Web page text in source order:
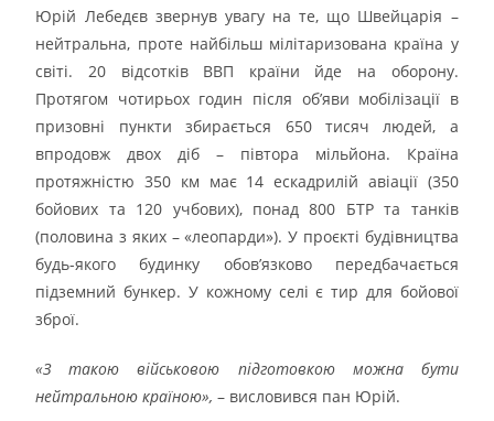
Юрій Лебедєв звернув увагу на те, що Швейцарія –
нейтральна, проте найбільш мілітаризована країна у
світі. 20 відсотків ВВП країни йде на оборону.
Протягом чотирьох годин після об’яви мобілізації в
призовні пункти збирається 650 тисяч людей, а
впродовж двох діб – півтора мільйона. Країна
протяжністю 350 км має 14 ескадрилій авіації (350
бойових та 120 учбових), понад 800 БТР та танків
(половина з яких – «леопарди»). У проєкті будівництва
будь-якого будинку обов’язково передбачається
підземний бункер. У кожному селі є тир для бойової
зброї.
«З такою військовою підготовкою можна бути
нейтральною країною», – висловився пан Юрій.